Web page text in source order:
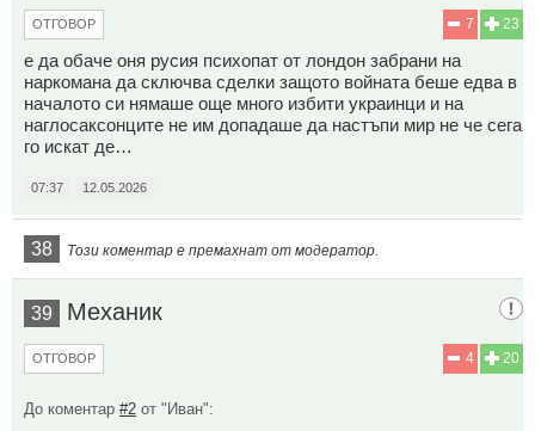
23
7
ОТГОВОР
е да обаче оня русия психопат от лондон забрани на
наркомана да сключва сделки защото войната беше едва в
началото си нямаше още много избити украинци и на
наглосаксонците не им допадаше да настъпи мир не че сега
го искат де…
07:37 12.05.2026
38 Този коментар е премахнат от модератор.
39 Механик
20
4
ОТГОВОР
До коментар #2 от "Иван":